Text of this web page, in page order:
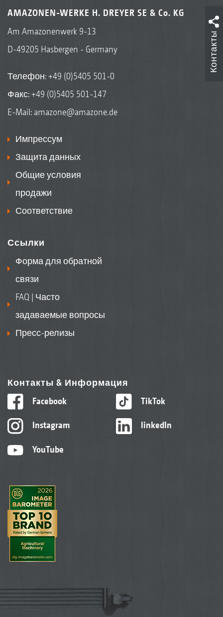
AMAZONEN-WERKE H. DREYER SE & Co. KG
Am Amazonenwerk 9-13
D-49205 Hasbergen - Germany
Телефон:+49 (0)5405 501-0
Факс: +49 (0)5405 501-147
E-Mail: amazone@amazone.de
Импрессум
Защита данных
Общие условия
продажи
Соответствие
Ссылки
Форма для обратной
связи
FAQ | Часто
задаваемые вопросы
Пресс-релизы
Контакты & Информация
Facebook
Instagram
YouTube
TikTok
linkedIn
Контакты